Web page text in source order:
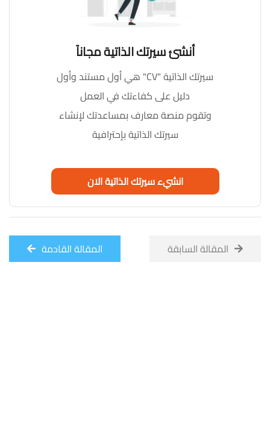
أنشئ سيرتك الذاتية مجاناً
سيرتك الذاتية "CV" هي أول مستند وأول
دليل على كفاءتك في العمل
وتقوم منصة معارف بمساعدتك لإنشاء
سيرتك الذاتية بإحترافية
انشيء سيرتك الذاتية الان
المقالة السابقة المقالة القادمة